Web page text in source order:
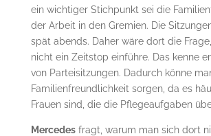
ein wichtiger Stichpunkt sei die
der Arbeit in den Gremien. Die
spät abends. Daher wäre dort die
nicht ein Zeitstop einführe. Das kenne
von Parteisitzungen. Dadurch könne
Familienfreundlichkeit sorgen, da es
Frauen sind, die die Pflegeaufgaben
Mercedesfragt, warum man sich dort